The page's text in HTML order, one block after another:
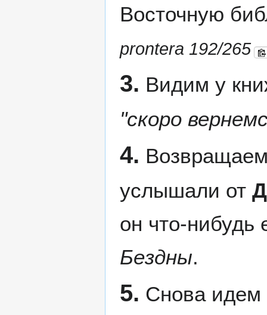
Восточную
prontera 192/265
3. Видим у
"скоро
4.
услышали от
он что-
Бездны.
5. Снова идем